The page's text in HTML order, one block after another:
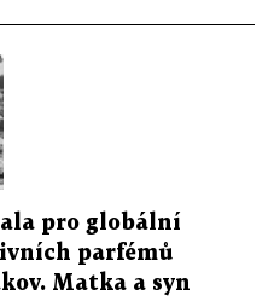
pro globální
parfémů
Matka a syn